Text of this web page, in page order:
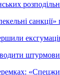
санкції»